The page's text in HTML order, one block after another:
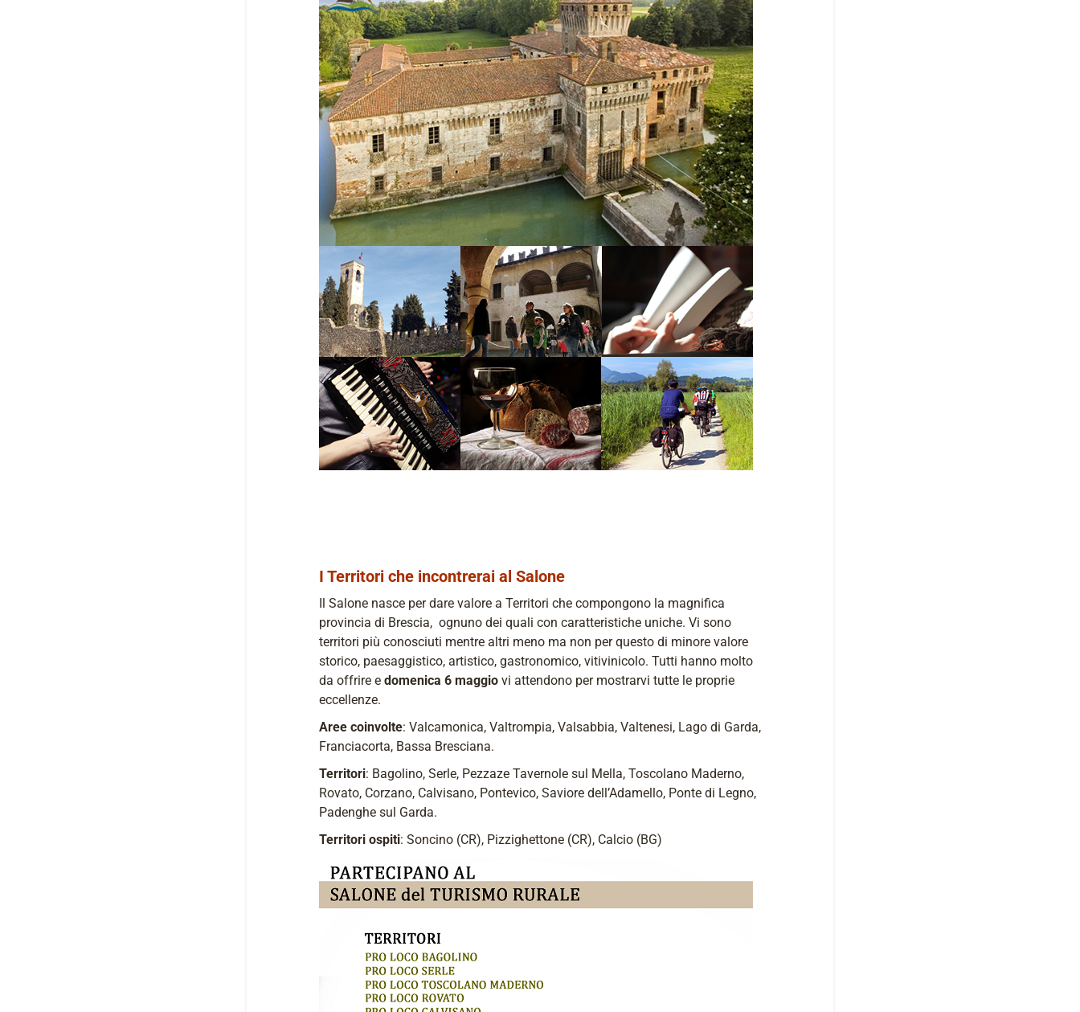
I Territori che incontrerai al Salone
Il Salone nasce per dare valore a Territori che compongono la magnifica
provincia di Brescia, ognuno dei quali con caratteristiche uniche. Vi sono
territori più conosciuti mentre altri meno ma non per questo di minore valore
storico, paesaggistico, artistico, gastronomico, vitivinicolo. Tutti hanno molto
da offrire e domenica 6 maggio vi attendono per mostrarvi tutte le proprie
eccellenze.
Aree coinvolte: Valcamonica, Valtrompia, Valsabbia, Valtenesi, Lago di Garda,
Franciacorta, Bassa Bresciana.
Territori: Bagolino, Serle, Pezzaze Tavernole sul Mella, Toscolano Maderno,
Rovato, Corzano, Calvisano, Pontevico, Saviore dell’Adamello, Ponte di Legno,
Padenghe sul Garda.
Territori ospiti: Soncino (CR), Pizzighettone (CR), Calcio (BG)